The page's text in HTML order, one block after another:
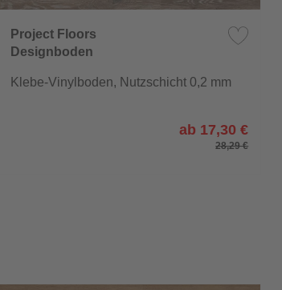
Project Floors
Designboden
Klebe-Vinylboden, Nutzschicht 0,2 mm
ab 17,30 €
28,29 €